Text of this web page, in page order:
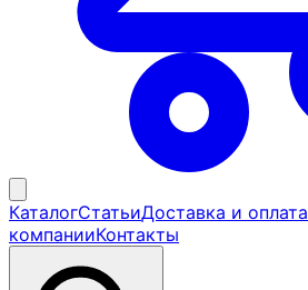
КаталогСтатьиДоставка и оплата
компанииКонтакты